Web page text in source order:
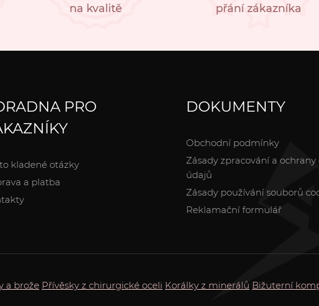
na kvalitě
přání zákazníka
PRO
kladené otázky
a platba
DOKUMENTY
Obchodní podmínky
Zásady zpracování a ochrany
údajů
Zásady používání souborů
Reklamační formulář
a brože Přívěsky z chirurgické oceli Korálky z minerálů Bižuterní